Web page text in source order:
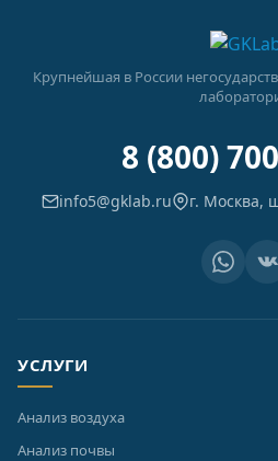
Крупнейшая в России
8 (800)
info5@gklab.ru г. Москва,
УСЛУГИ
Анализ воздуха
Анализ почвы